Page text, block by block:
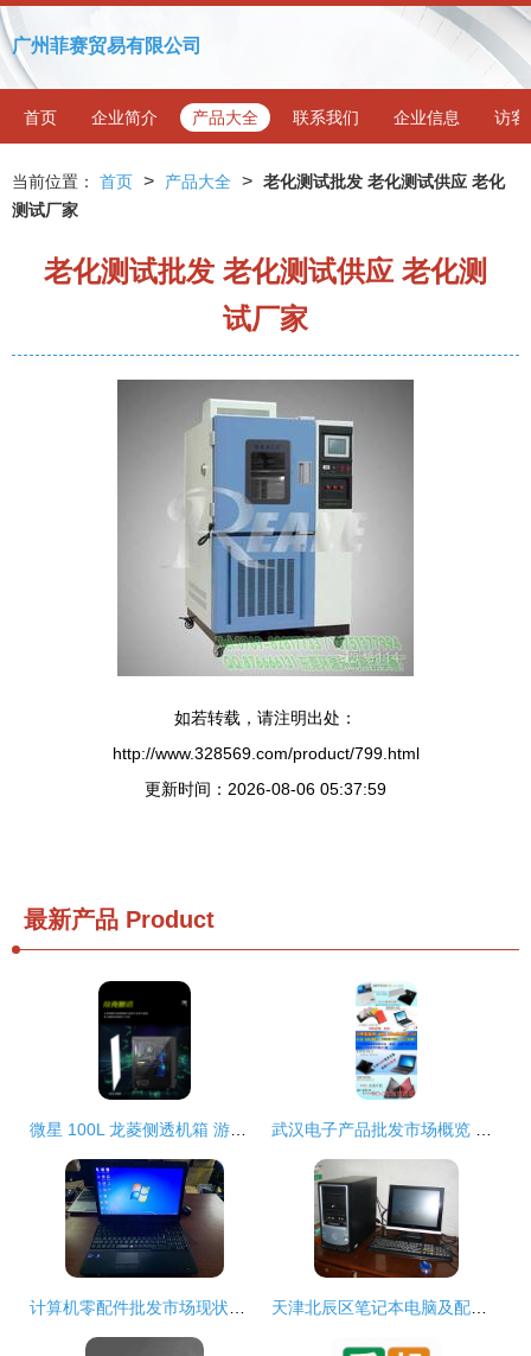
广州菲赛贸易有限公司
首页 企业简介 产品大全 联系我们 企业信息 访客
当前位置： 首页 > 产品大全 > 老化测试批发 老化测试供应 老化
测试厂家
老化测试批发 老化测试供应 老化测
试厂家
如若转载，请注明出处：
http://www.328569.com/product/799.html
更新时间：2026-08-06 05:37:59
最新产品 Product